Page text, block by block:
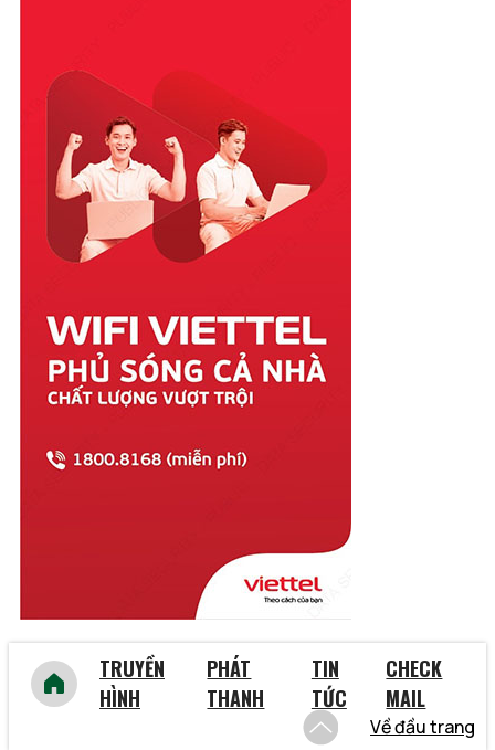
Quảng Ngãi
Quảng Ninh
Quảng Trị
Sóc Trăng
Sơn La
Tây Ninh
Thái Bình
Thái Nguyên
Thừa Thiên Huế
Tiền Giang
Trà Vinh
Tuyên Quang
Vĩnh Phúc
Vũng Tàu
TRUYỀN
HÌNH
PHÁT
THANH
TIN
TỨC
CHECK
MAIL
Về đầu trang